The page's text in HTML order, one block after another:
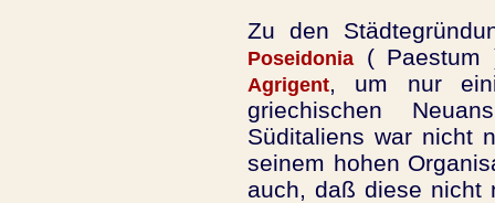
Zu den
Poseidonia (
Agrigent, um nur
griechischen
Süditaliens war nicht
seinem hohen
auch, daß diese nicht